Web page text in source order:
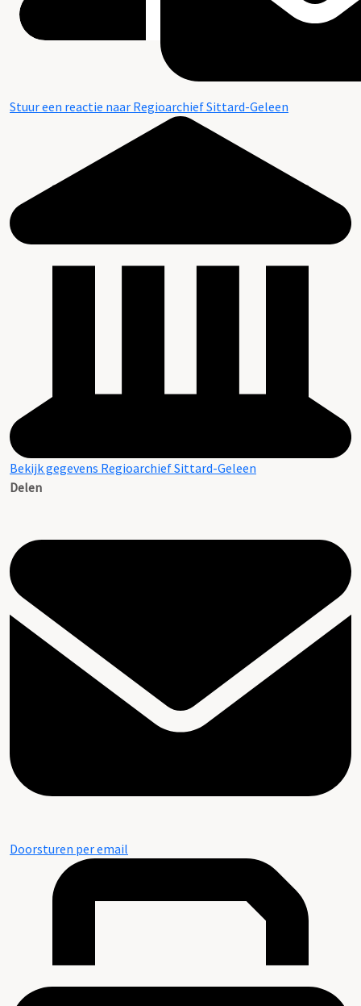
Stuur een reactie naar Regioarchief Sittard-Geleen
Bekijk gegevens Regioarchief Sittard-Geleen
Delen
Doorsturen per email